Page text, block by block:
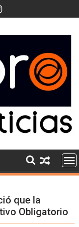
que la
Obligatorio